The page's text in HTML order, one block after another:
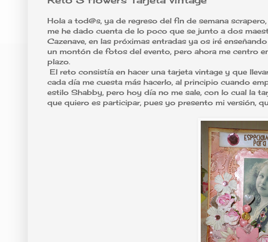
Hola a tod@s, ya de regreso del fin de semana
me he dado cuenta de lo poco que se junto a dos
Cazenave, en las próximas entradas ya os iré
un montón de fotos del evento, pero ahora me centro
plazo.
El reto consistía en hacer una tarjeta vintage y que
cada día me cuesta más hacerlo, al principio cuando
estilo Shabby, pero hoy día no me sale, con lo cual la
que quiero es participar, pues yo presento mi versión,